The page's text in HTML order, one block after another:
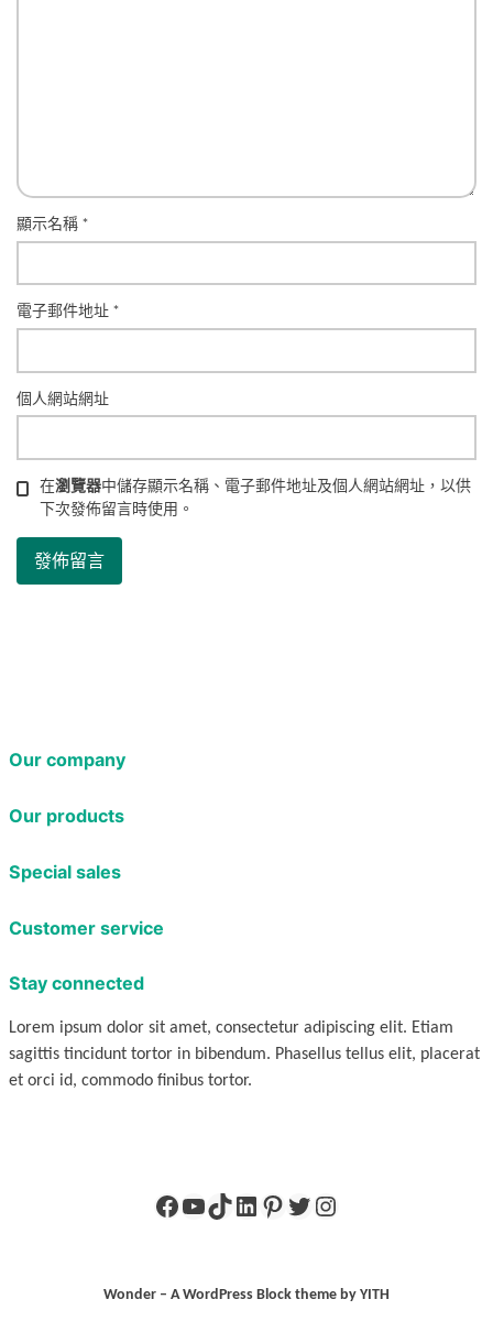
顯示名稱 *
電子郵件地址 *
個人網站網址
在瀏覽器中儲存顯示名稱、電子郵件地址及個人網站網址，以供
下次發佈留言時使用。
Our company
Our products
Special sales
Customer service
Stay connected
Lorem ipsum dolor sit amet, consectetur adipiscing elit. Etiam
sagittis tincidunt tortor in bibendum. Phasellus tellus elit, placerat
et orci id, commodo finibus tortor.
Facebook
YouTube
TikTok
LinkedIn
Pinterest
X Instagram
Wonder – A WordPress Block theme by YITH